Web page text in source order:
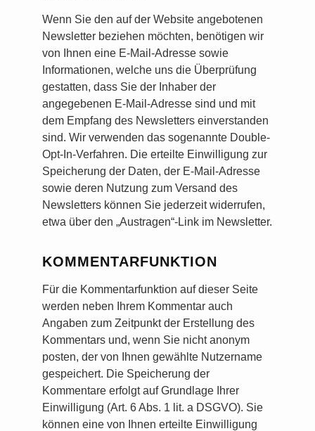
Wenn Sie den auf der Website angebotenen
Newsletter beziehen möchten, benötigen wir
von Ihnen eine E-Mail-Adresse sowie
Informationen, welche uns die Überprüfung
gestatten, dass Sie der Inhaber der
angegebenen E-Mail-Adresse sind und mit
dem Empfang des Newsletters einverstanden
sind. Wir verwenden das sogenannte Double-
Opt-In-Verfahren. Die erteilte Einwilligung zur
Speicherung der Daten, der E-Mail-Adresse
sowie deren Nutzung zum Versand des
Newsletters können Sie jederzeit widerrufen,
etwa über den „Austragen“-Link im Newsletter.
KOMMENTARFUNKTION
Für die Kommentarfunktion auf dieser Seite
werden neben Ihrem Kommentar auch
Angaben zum Zeitpunkt der Erstellung des
Kommentars und, wenn Sie nicht anonym
posten, der von Ihnen gewählte Nutzername
gespeichert. Die Speicherung der
Kommentare erfolgt auf Grundlage Ihrer
Einwilligung (Art. 6 Abs. 1 lit. a DSGVO). Sie
können eine von Ihnen erteilte Einwilligung